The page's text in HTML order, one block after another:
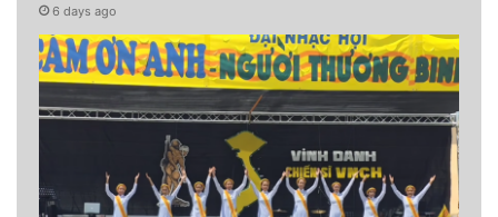
6 days ago